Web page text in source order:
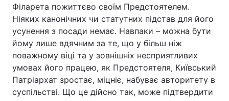
Філарета пожиттєво своїм Предстоятелем.
Ніяких канонічних чи статутних підстав для його
усунення з посади немає. Навпаки – можна бути
йому лише вдячним за те, що у більш ніж
поважному віці та у зовнішніх несприятливих
умовах його працею, як Предстоятеля, Київський
Патріархат зростає, міцніє, набуває авторитету в
суспільстві. Що це дійсно так, може підтвердити